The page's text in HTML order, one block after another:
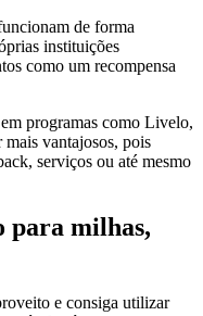
de forma
instituições
como um recompensa
programas como Livelo,
vantajosos, pois
serviços ou até mesmo
para milhas,
e consiga utilizar